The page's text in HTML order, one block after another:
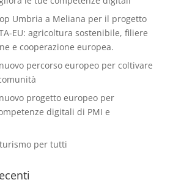
Umbria a Meliana per il progetto
EU: agricoltura sostenibile, filiere
e cooperazione europea.
percorso europeo per coltivare
progetto europeo per
digitali di PMI e
turismo per tutti